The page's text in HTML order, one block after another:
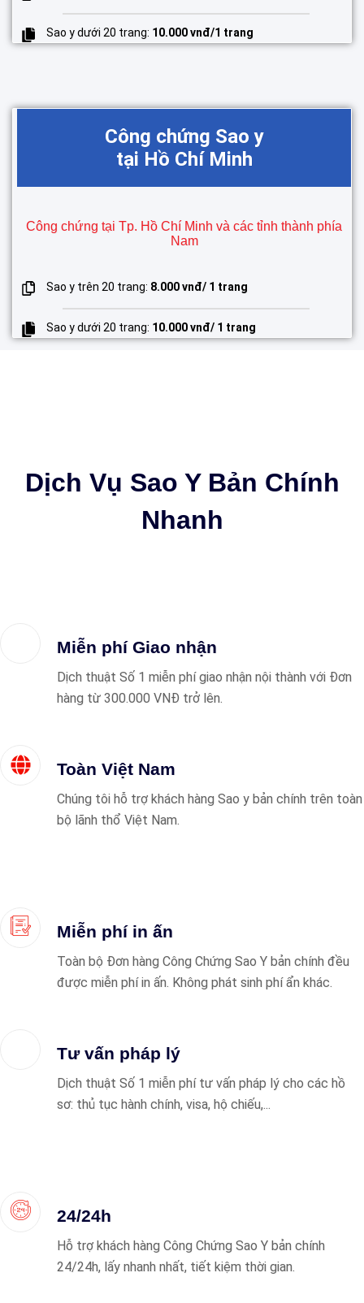
Sao y dưới 20 trang: 10.000 vnđ/1 trang
Công chứng Sao y
tại Hồ Chí Minh
Công chứng tại Tp. Hồ Chí Minh và các tỉnh thành phía
Nam
Sao y trên 20 trang: 8.000 vnđ/ 1 trang
Sao y dưới 20 trang: 10.000 vnđ/ 1 trang
Dịch Vụ Sao Y Bản Chính
Nhanh
Miễn phí Giao nhận
Dịch thuật Số 1 miễn phí giao nhận nội thành với Đơn
hàng từ 300.000 VNĐ trở lên.
Toàn Việt Nam
Chúng tôi hỗ trợ khách hàng Sao y bản chính trên toàn
bộ lãnh thổ Việt Nam.
Miễn phí in ấn
Toàn bộ Đơn hàng Công Chứng Sao Y bản chính đều
được miễn phí in ấn. Không phát sinh phí ẩn khác.
Tư vấn pháp lý
Dịch thuật Số 1 miễn phí tư vấn pháp lý cho các hồ
sơ: thủ tục hành chính, visa, hộ chiếu,...
24/24h
Hỗ trợ khách hàng Công Chứng Sao Y bản chính
24/24h, lấy nhanh nhất, tiết kiệm thời gian.